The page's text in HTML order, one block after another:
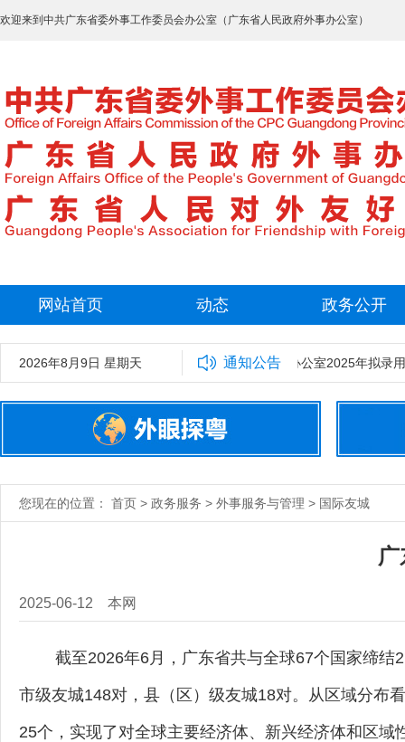
欢迎来到中共广东省委外事工作委员会办公室（广东省人民政府外事办公室）
网站首页 动态 政务公开
2026年8月9日 星期天 通知公告
中共广东省委外事工作委员会办公室2025年拟录用
您现在的位置： 首页 > 政务服务 > 外事服务与管理 > 国际友城
2025-06-12 本网
截至2026年6月，广东省共与全球67个国家缔结
市级友城148对，县（区）级友城18对。从区域分布
25个，实现了对全球主要经济体、新兴经济体和区域